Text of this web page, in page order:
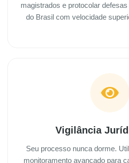
magistrados e protocolar
do Brasil com velocidade
Vigilância
Seu processo nunca dorme.
monitoramento avançado para